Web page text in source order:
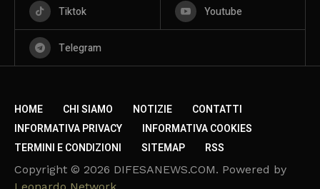
Tiktok Youtube
Telegram
HOME CHI SIAMO NOTIZIE
CONTATTI
INFORMATIVA PRIVACY
INFORMATIVA COOKIES
TERMINI E CONDIZIONI
SITEMAP RSS
Copyright © 2026 DIFESANEWS.COM. Powered by